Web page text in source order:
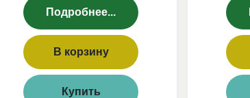
Подробнее...
В корзину
Купить